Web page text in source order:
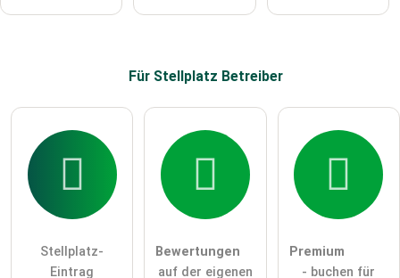
Für Stellplatz Betreiber
Stellplatz-
Eintrag
Bewertungen
auf der eigenen
Premium
- buchen für